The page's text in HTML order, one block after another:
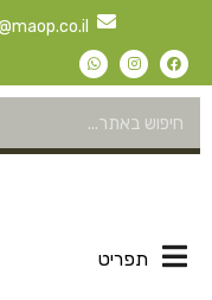
תפריט